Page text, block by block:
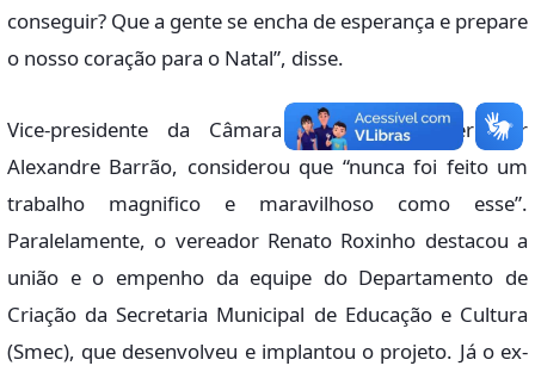
conseguir? Que a gente se encha de esperança e prepare
o nosso coração para o Natal”, disse.
Vice-presidente da Câmara Municipal, o vereador
Alexandre Barrão, considerou que “nunca foi feito um
trabalho magnifico e maravilhoso como esse”.
Paralelamente, o vereador Renato Roxinho destacou a
união e o empenho da equipe do Departamento de
Criação da Secretaria Municipal de Educação e Cultura
(Smec), que desenvolveu e implantou o projeto. Já o ex-